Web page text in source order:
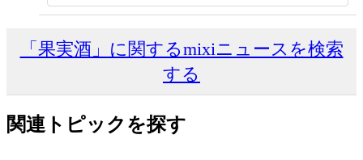
「果実酒」に関するmixiニュースを検索
する
関連トピックを探す